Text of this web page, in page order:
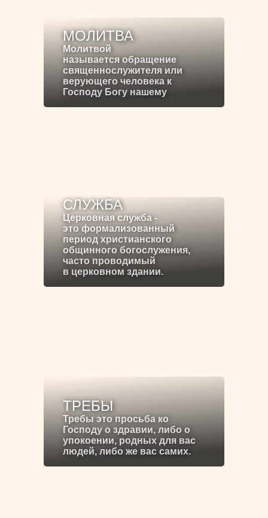
МОЛИТВА
Молитвой
называется обращение
священнослужителя или
верующего человека к
Господу Богу нашему
СЛУЖБА
Церковная служба -
это формализованный
период христианского
общинного богослужения,
часто проводимый
в церковном здании.
ТРЕБЫ
Требы это просьба ко
Господу о здравии, либо о
упокоении, родных для вас
людей, либо же вас самих.